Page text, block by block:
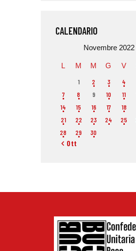
CALENDARIO
Novembre 2022
L M M G V
1 2 3 4
7
8 9 10 11
14
15 16 17 18
21
22 23 24 25
28
29 30
« Ott